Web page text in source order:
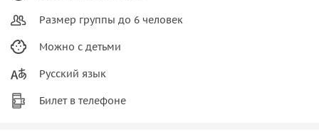
Размер группы до 6 человек
Можно с детьми
Русский язык
Билет в телефоне